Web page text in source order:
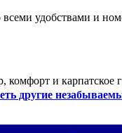
всеми удобствами и
и карпатское
другие